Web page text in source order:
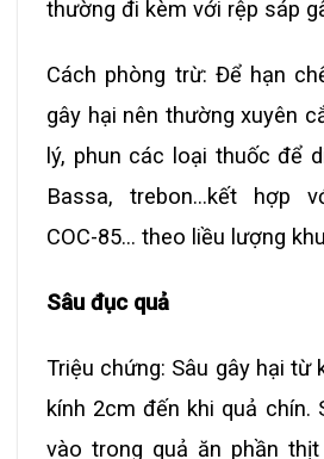
thường đi kèm với rệp sáp
Cách phòng trừ: Để hạn
gây hại nên thường xuyên
lý, phun các loại thuốc để
Bassa, trebon…kết hợp
COC-85… theo liều lượng
Sâu đục quả
Triệu chứng: Sâu gây hại từ
kính 2cm đến khi quả chín.
vào trong quả ăn phần